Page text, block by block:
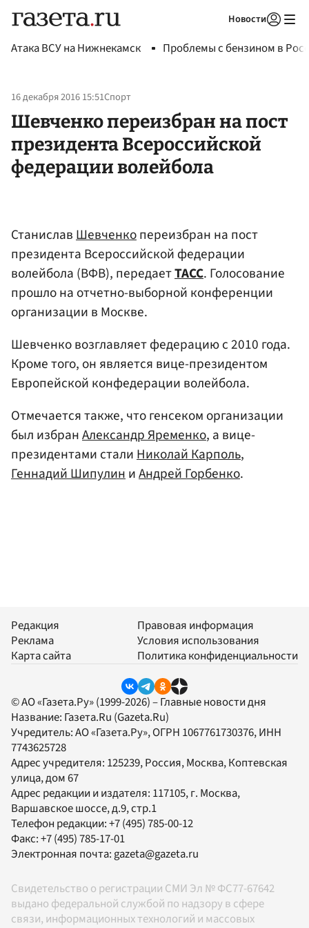
Новости
Атака ВСУ на Нижнекамск Проблемы с бензином в
16 декабря 2016 15:51Спорт
Шевченко переизбран на пост
президента Всероссийской
федерации волейбола
СтаниславШевченкопереизбран на пост
президента Всероссийской федерации
волейбола (ВФВ), передаетТАСС. Голосование
прошло на отчетно-выборной конференции
организации в Москве.
Шевченко возглавляет федерацию с 2010 года.
Кроме того, он является вице-президентом
Европейской конфедерации волейбола.
Отмечается также, что генсеком организации
был избранАлександр Яременко, а вице-
президентами сталиНиколай Карполь,
Геннадий ШипулиниАндрей Горбенко.
Редакция
Реклама
Карта сайта
Правовая информация
Условия использования
Политика конфиденциальности
© АО «Газета.Ру» (1999-2026) – Главные новости дня
Название: Газета.Ru (Gazeta.Ru)
Учредитель:АО «Газета.Ру», ОГРН 1067761730376, ИНН
7743625728
Адрес учредителя: 125239, Россия, Москва, Коптевская
улица, дом 67
Адрес редакции и издателя: 117105, г. Москва,
Варшавское шоссе, д.9, стр.1
Телефон редакции:+7 (495) 785-00-12
Факс:+7 (495) 785-17-01
Электронная почта: gazeta@gazeta.ru
Свидетельство о регистрации СМИ Эл № ФС77-67642
выдано федеральной службой по надзору в сфере
связи, информационных технологий и массовых